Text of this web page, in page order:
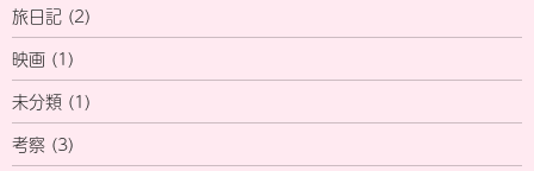
旅日記 (2)
映画 (1)
未分類 (1)
考察 (3)